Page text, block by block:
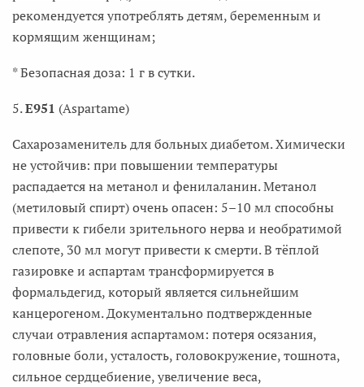
рекомендуется употреблять детям, беременным и
кормящим женщинам;
* Безопасная доза: 1 г в сутки.
5.E951 (Aspartame)
Сахарозаменитель для больных диабетом. Химически
не устойчив: при повышении температуры
распадается на метанол и фенилаланин. Метанол
(метиловый спирт) очень опасен: 5–10 мл способны
привести к гибели зрительного нерва и необратимой
слепоте, 30 мл могут привести к смерти. В тёплой
газировке и аспартам трансформируется в
формальдегид, который является сильнейшим
канцерогеном. Документально подтвержденные
случаи отравления аспартамом: потеря осязания,
головные боли, усталость, головокружение, тошнота,
сильное сердцебиение, увеличение веса,